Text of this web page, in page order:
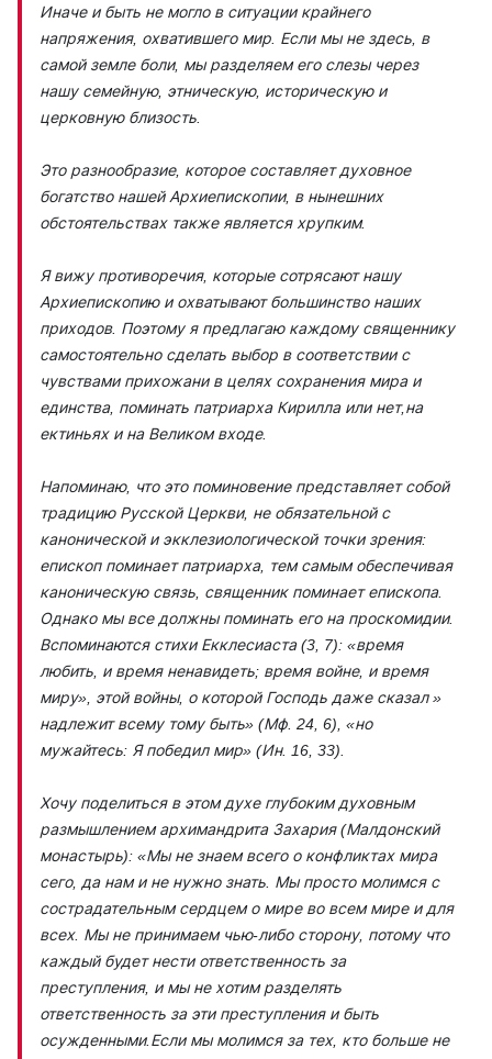
Иначе и быть не могло в ситуации крайнего
напряжения, охватившего мир. Если мы не здесь, в
самой земле боли, мы разделяем его слезы через
нашу семейную, этническую, историческую и
церковную близость.
Это разнообразие, которое составляет духовное
богатство нашей Архиепископии, в нынешних
обстоятельствах также является хрупким.
Я вижу противоречия, которые сотрясают нашу
Архиепископию и охватывают большинство наших
приходов. Поэтому я предлагаю каждому священнику
самостоятельно сделать выбор в соответствии с
чувствами прихожани в целях сохранения мира и
единства, поминать патриарха Кирилла или нет,на
ектиньях и на Великом входе.
Напоминаю, что это поминовение представляет собой
традицию Русской Церкви, не обязательной с
канонической и экклезиологической точки зрения:
епископ поминает патриарха, тем самым обеспечивая
каноническую связь, священник поминает епископа.
Однако мы все должны поминать его на проскомидии.
Вспоминаются стихи Екклесиаста (3, 7): «время
любить, и время ненавидеть; время войне, и время
миру», этой войны, о которой Господь даже сказал »
надлежит всему тому быть» (Мф. 24, 6), «но
мужайтесь: Я победил мир» (Ин. 16, 33).
Хочу поделиться в этом духе глубоким духовным
размышлением архимандрита Захария (Малдонский
монастырь): «Мы не знаем всего о конфликтах мира
сего, да нам и не нужно знать. Мы просто молимся с
сострадательным сердцем о мире во всем мире и для
всех. Мы не принимаем чью-либо сторону, потому что
каждый будет нести ответственность за
преступления, и мы не хотим разделять
ответственность за эти преступления и быть
осужденными.Если мы молимся за тех, кто больше не